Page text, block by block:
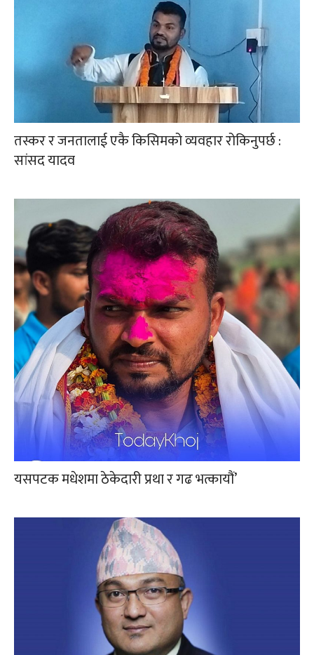
तस्कर र जनतालाई एकै किसिमको व्यवहार रोकिनुपर्छ :
सांसद यादव
यसपटक मधेशमा ठेकेदारी प्रथा र गढ भत्कायौं’